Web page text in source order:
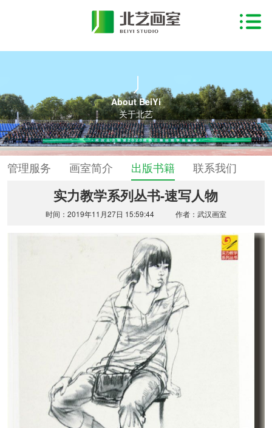
About BeiYi
关于北艺
管理服务 画室简介 出版书籍 联系我们
实力教学系列丛书-速写人物
时间：2019年11月27日 15:59:44 作者：武汉画室